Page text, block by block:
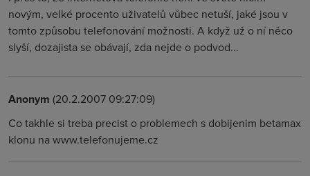
novým, velké procento uživatelů vůbec netuší, jaké jsou v
tomto způsobu telefonování možnosti. A když už o ní něco
slyší, dozajista se obávají, zda nejde o podvod...
Anonym (20.2.2007 09:27:09)
Co takhle si treba precist o problemech s dobijenim betamax
klonu na www.telefonujeme.cz